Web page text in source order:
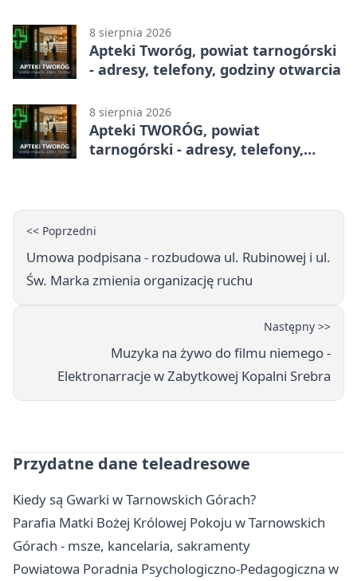
8 sierpnia 2026
Apteki Tworóg, powiat tarnogórski
- adresy, telefony, godziny otwarcia
8 sierpnia 2026
Apteki TWORÓG, powiat
tarnogórski - adresy, telefony,
<< Poprzedni
Umowa podpisana - rozbudowa ul. Rubinowej i ul.
Św. Marka zmienia organizację ruchu
Następny >>
Muzyka na żywo do filmu niemego -
Elektronarracje w Zabytkowej Kopalni Srebra
Przydatne dane teleadresowe
Kiedy są Gwarki w Tarnowskich Górach?
Parafia Matki Bożej Królowej Pokoju w Tarnowskich
Górach - msze, kancelaria, sakramenty
Powiatowa Poradnia Psychologiczno-Pedagogiczna w